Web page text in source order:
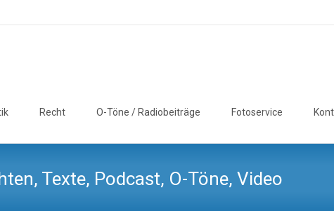
Recht O-Töne / Radiobeiträge Fotoservice
Texte, Podcast, O-Töne, Video